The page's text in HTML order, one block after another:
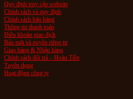
Quy định truy cập website
Chính sách và quy định
Chính sách bán hàng
Thông tin thanh toán
Điều khoản giao dịch
Bảo mật và quyền riêng tư
Giao hàng & Nhận hàng
Chính sách đổi trả – Hoàn Tiền
Tuyển dụng
Hoạt động công ty